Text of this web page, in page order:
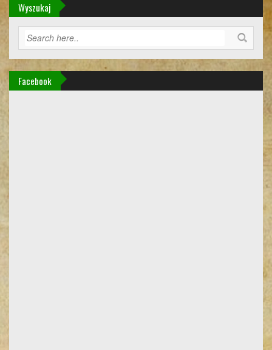
Wyszukaj
Facebook